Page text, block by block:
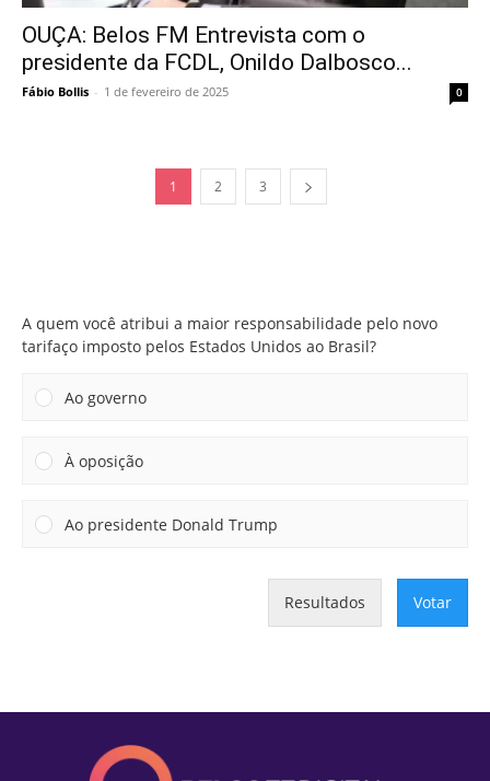
OUÇA: Belos FM Entrevista com o
presidente da FCDL, Onildo Dalbosco...
Fábio Bollis - 1 de fevereiro de 2025 0
1 2 3
A quem você atribui a maior responsabilidade pelo novo
tarifaço imposto pelos Estados Unidos ao Brasil?
Ao governo
À oposição
Ao presidente Donald Trump
Resultados Votar